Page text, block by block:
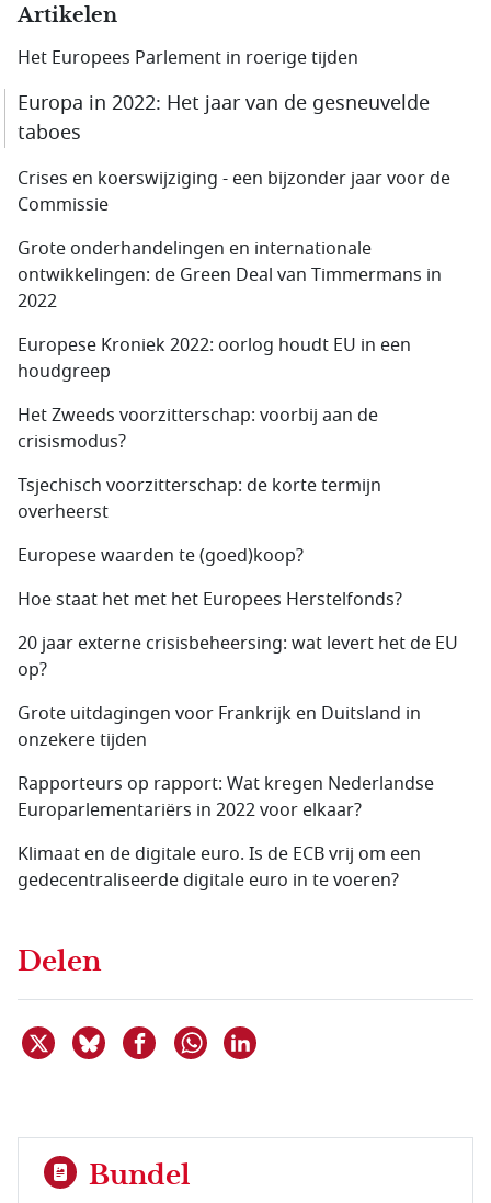
Artikelen
Het Europees Parlement in roerige tijden
Europa in 2022: Het jaar van de gesneuvelde
taboes
Crises en koerswijziging - een bijzonder jaar voor de
Commissie
Grote onderhandelingen en internationale
ontwikkelingen: de Green Deal van Timmermans in
2022
Europese Kroniek 2022: oorlog houdt EU in een
houdgreep
Het Zweeds voorzitterschap: voorbij aan de
crisismodus?
Tsjechisch voorzitterschap: de korte termijn
overheerst
Europese waarden te (goed)koop?
Hoe staat het met het Europees Herstelfonds?
20 jaar externe crisisbeheersing: wat levert het de EU
op?
Grote uitdagingen voor Frankrijk en Duitsland in
onzekere tijden
Rapporteurs op rapport: Wat kregen Nederlandse
Europarlementariërs in 2022 voor elkaar?
Klimaat en de digitale euro. Is de ECB vrij om een
gedecentraliseerde digitale euro in te voeren?
Delen
Deel dit item op X
Deel dit item op Bluesky
Deel dit item op Facebook
Delen via WhatsApp
Bundel